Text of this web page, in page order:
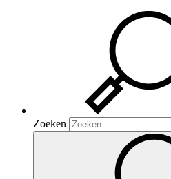
Zoeken